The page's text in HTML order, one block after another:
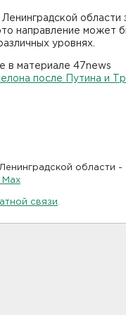
области
направление может
уровнях.
в материале 47news
после Путина и
области -
Maх
связи